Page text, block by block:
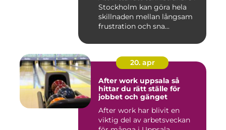
Stockholm kan göra hela
skillnaden mellan långsam
frustration och sna...
20. apr
After work uppsala så
hittar du rätt ställe för
jobbet och gänget
After work har blivit en
viktig del av arbetsveckan